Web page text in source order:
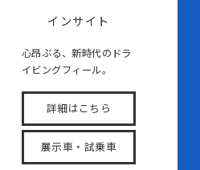
インサイト
心昂ぶる、新時代のドラ
イビングフィール。
詳細はこちら
展示車・試乗車